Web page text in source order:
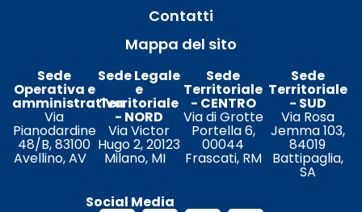
Contatti
Mappa del sito
Sede
Operativa e
amministrativa
Via
Pianodardine
48/B, 83100
Avellino, AV
Sede Legale
e
Territoriale
- NORD
Via Victor
Hugo 2, 20123
Milano, MI
Sede
Territoriale
- CENTRO
Via di Grotte
Portella 6,
00044
Frascati, RM
Sede
Territoriale
- SUD
Via Rosa
Jemma 103,
84019
Battipaglia,
SA
Social Media